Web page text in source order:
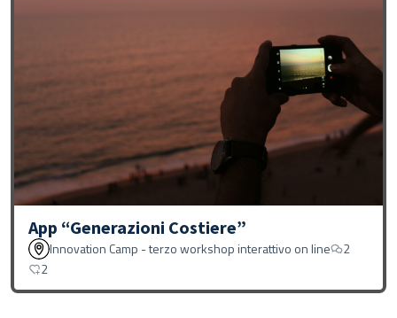
App “Generazioni Costiere”
Innovation Camp - terzo workshop interattivo on line
2
2